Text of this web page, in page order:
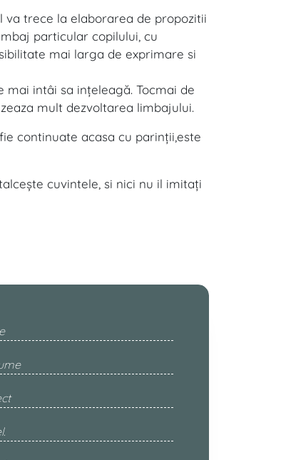
va trece la elaborarea de propozitii
particular copilului, cu
mai larga de exprimare si
mai intâi sa inţeleagă. Tocmai de
mult dezvoltarea limbajului.
continuate acasa cu parinţii,este
cuvintele, si nici nu il imitaţi